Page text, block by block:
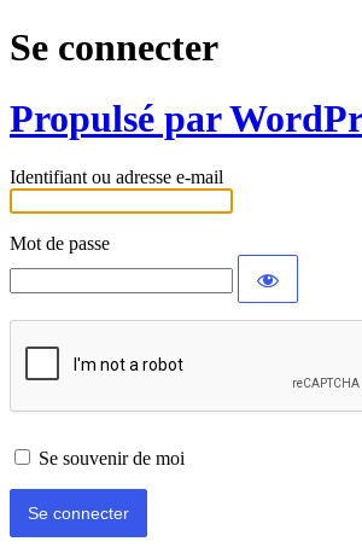
Se connecter
Propulsé par
Identifiant ou adresse e-mail
Mot de passe
Se souvenir de moi